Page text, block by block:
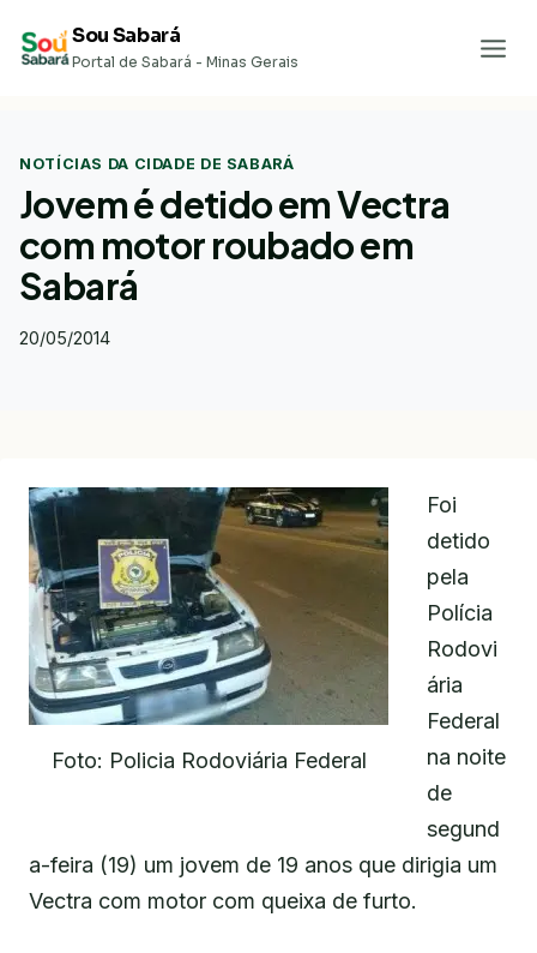
para
Sou Sabará
Portal de Sabará - Minas Gerais
NOTÍCIAS DA CIDADE DE SABARÁ
Jovem é detido em Vectra
com motor roubado em
Sabará
20/05/2014
Foto: Policia Rodoviária Federal
Foi
detido
pela
Polícia
Rodovi
ária
Federal
na noite
de
segund
a-feira (19) um jovem de 19 anos que dirigia um
Vectra com motor com queixa de furto.